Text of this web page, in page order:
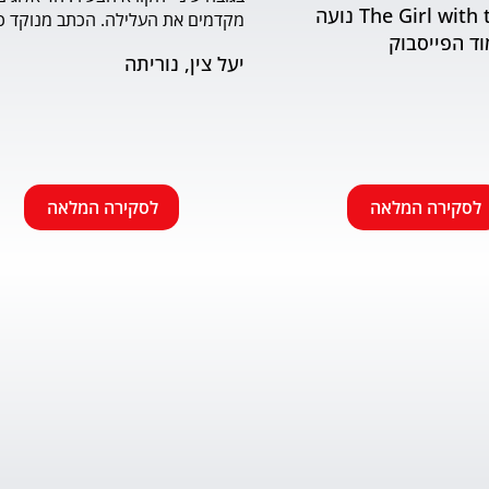
The Girl with the Book נועה
הפייסבוק
לסקירה המלאה
יעל צין, נוריתה
לסקירה המלאה